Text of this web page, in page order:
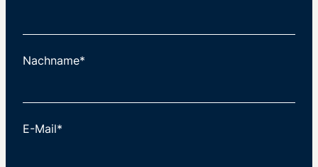
Nachname*
E-Mail*